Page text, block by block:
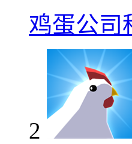
鸡蛋公司
2